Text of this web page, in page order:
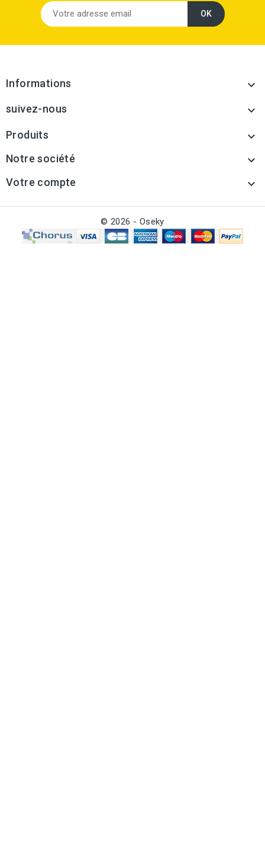
Informations 
suivez-nous 
Produits 
Notre société 
Votre compte 
© 2026 - Oseky